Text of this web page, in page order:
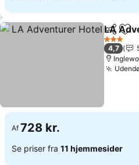
Del
LA
3 Stjerner
4,7
Af 728 kr.
Se priser fra 11 hjemmesider